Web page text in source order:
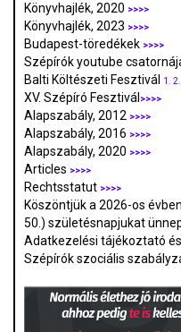
Könyvhajlék, 2020 >>>>
Könyvhajlék, 2023 >>>>
Budapest-töredékek >>>>
Szépírók youtube
Balti Költészeti Fesztivál 1. 2.
XV. Szépíró Fesztivál >>>>
Alapszabály, 2012 >>>>
Alapszabály, 2016 >>>>
Alapszabály, 2020 >>>>
Articles >>>>
Rechtsstatut >>>>
Köszöntjük a 2026-os
50.) születésnapjukat
Adatkezelési tájékoztató
Szépírók szociális